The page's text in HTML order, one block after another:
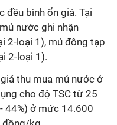
đều bình ổn giá. Tại
nước ghi nhận
2-loại 1), mủ đông tạp
2-loại 1).
thu mua mủ nước ở
cho độ TSC từ 25
44%) ở mức 14.600